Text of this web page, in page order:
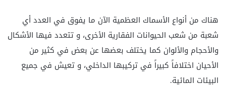
هناك من أنواع الأسماك العظمية الآن ما يفوق في العدد أي
شعبة من شعب الحيوانات الفقارية الأخرى، و تتعدد فيها الأشكال
والأحجام والألوان كما يختلف بعضها عن بعض في كثير من
الأحيان اختلافاً كبيراً في تركيبها الداخلي، و تعيش في جميع
البيئات المائية.